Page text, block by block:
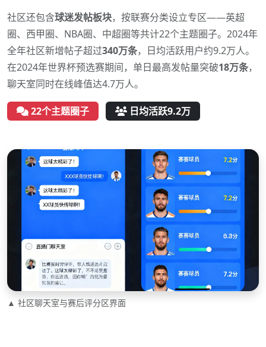
社区还包含球迷发帖板块，按联赛分类设立专区——英超
圈、西甲圈、NBA圈、中超圈等共计22个主题圈子。2024年
全年社区新增帖子超过340万条，日均活跃用户约9.2万人。
在2024年世界杯预选赛期间，单日最高发帖量突破18万条，
聊天室同时在线峰值达4.7万人。
22个主题圈子 日均活跃9.2万
▲ 社区聊天室与赛后评分区界面